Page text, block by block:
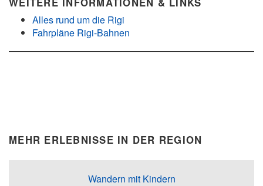
Alles rund um die Rigi
Fahrpläne Rigi-Bahnen
MEHR ERLEBNISSE IN DER REGION
Wandern mit Kindern